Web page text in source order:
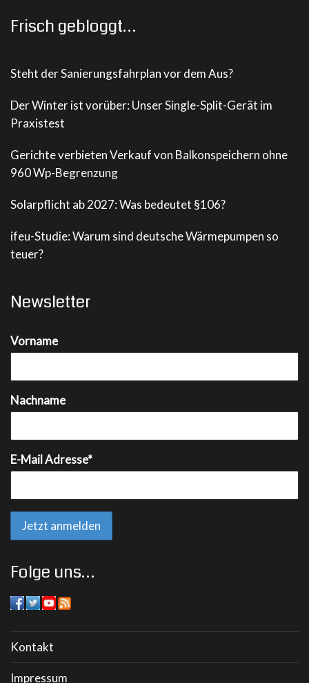
Frisch gebloggt…
Steht der Sanierungsfahrplan vor dem Aus?
Der Winter ist vorüber: Unser Single-Split-Gerät im
Praxistest
Gerichte verbieten Verkauf von Balkonspeichern ohne
960 Wp-Begrenzung
Solarpflicht ab 2027: Was bedeutet §106?
ifeu-Studie: Warum sind deutsche Wärmepumpen so
teuer?
Newsletter
Vorname
Nachname
E-Mail Adresse*
Folge uns…
Kontakt
Impressum